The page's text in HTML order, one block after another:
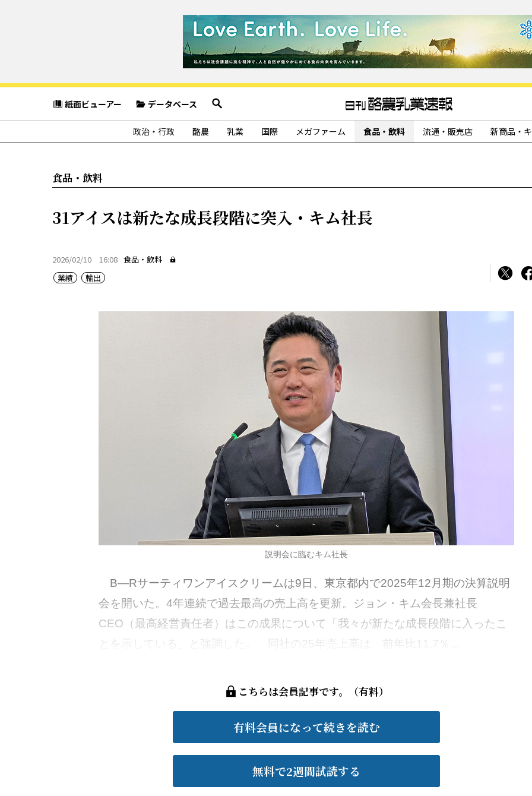
紙面ビューアー データベース
政治・行政 酪農 乳業 国際 メガファーム 食品・飲料 流通・販売店 新商品・
食品・飲料
31アイスは新たな成長段階に突入・キム社長
2026/02/10 16:08 食品・飲料
業績
輸出
説明会に臨むキム社長
B―Rサーティワンアイスクリームは9日、東京都内で2025年12月期の決算説明
会を開いた。4年連続で過去最高の売上高を更新。ジョン・キム会長兼社長
CEO（最高経営責任者）はこの成果について「我々が新たな成長段階に入ったこ
とを示している」と強調した。 同社の25年売上高は、前年比11.7％...
こちらは会員記事です。（有料）
有料会員になって続きを読む
無料で2週間試読する